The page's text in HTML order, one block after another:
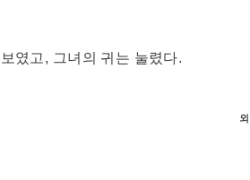
였고, 그녀의 귀는 눌렸다.